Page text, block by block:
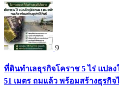
9
ที่ดินทำเลธุรกิจโคราช 5 ไร่ แปล
51 เมตร ถมแล้ว พร้อมสร้างธุรกิ